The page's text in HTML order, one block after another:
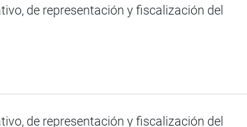
de representación y fiscalización del
de representación y fiscalización del